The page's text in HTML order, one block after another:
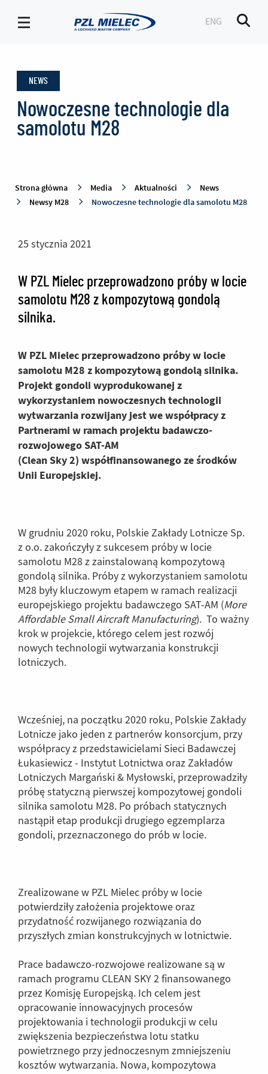
PZL
Mielec
ENG
NEWS
Nowoczesne technologie dla
samolotu M28
Strona główna Media Aktualności
News
Newsy M28
Nowoczesne technologie dla samolotu M28
25 stycznia 2021
W PZL Mielec przeprowadzono próby w locie
samolotu M28 z kompozytową gondolą
silnika.
W PZL Mielec przeprowadzono próby w locie
samolotu M28 z kompozytową gondolą silnika.
Projekt gondoli wyprodukowanej z
wykorzystaniem nowoczesnych technologii
wytwarzania rozwijany jest we współpracy z
Partnerami w ramach projektu badawczo-
rozwojowego SAT-AM
(Clean Sky 2) współfinansowanego ze środków
Unii Europejskiej.
W grudniu 2020 roku, Polskie Zakłady Lotnicze Sp.
z o.o. zakończyły z sukcesem próby w locie
samolotu M28 z zainstalowaną kompozytową
gondolą silnika. Próby z wykorzystaniem samolotu
M28 były kluczowym etapem w ramach realizacji
europejskiego projektu badawczego SAT-AM (More
Affordable Small Aircraft Manufacturing). To ważny
krok w projekcie, którego celem jest rozwój
nowych technologii wytwarzania konstrukcji
lotniczych.
Wcześniej, na początku 2020 roku, Polskie Zakłady
Lotnicze jako jeden z partnerów konsorcjum, przy
współpracy z przedstawicielami Sieci Badawczej
Łukasiewicz - Instytut Lotnictwa oraz Zakładów
Lotniczych Margański & Mysłowski, przeprowadziły
próbę statyczną pierwszej kompozytowej gondoli
silnika samolotu M28. Po próbach statycznych
nastąpił etap produkcji drugiego egzemplarza
gondoli, przeznaczonego do prób w locie.
Zrealizowane w PZL Mielec próby w locie
potwierdziły założenia projektowe oraz
przydatność rozwijanego rozwiązania do
przyszłych zmian konstrukcyjnych w lotnictwie.
Prace badawczo-rozwojowe realizowane są w
ramach programu CLEAN SKY 2 finansowanego
przez Komisję Europejską. Ich celem jest
opracowanie innowacyjnych procesów
projektowania i technologii produkcji w celu
zwiększenia bezpieczeństwa lotu statku
powietrznego przy jednoczesnym zmniejszeniu
kosztów wytwarzania. Nowa, kompozytowa